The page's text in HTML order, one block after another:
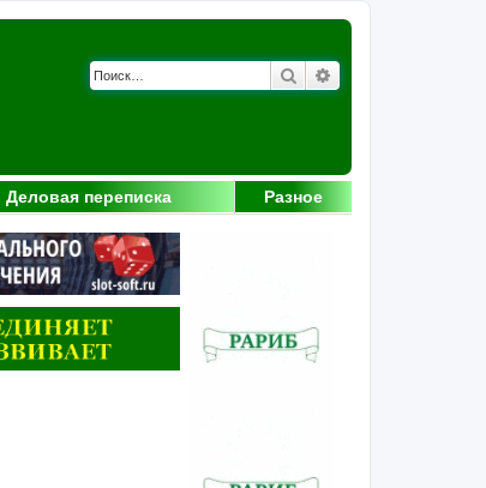
Поиск
Деловая переписка Разное